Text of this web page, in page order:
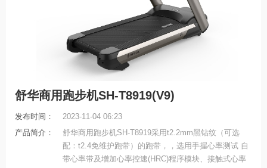
舒华商用跑步机SH-T8919(V9)
发布时间：
2023-11-04 06:23
产品简介：
舒华商用跑步机SH-T8919采用t2.2mm黑钻纹（可选
配：t2.4免维护跑带）的跑带，，选用手握心率测试 自
带心率带及增加心率控速(HRC)程序模块、接触式心率